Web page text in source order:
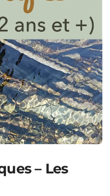
– Les